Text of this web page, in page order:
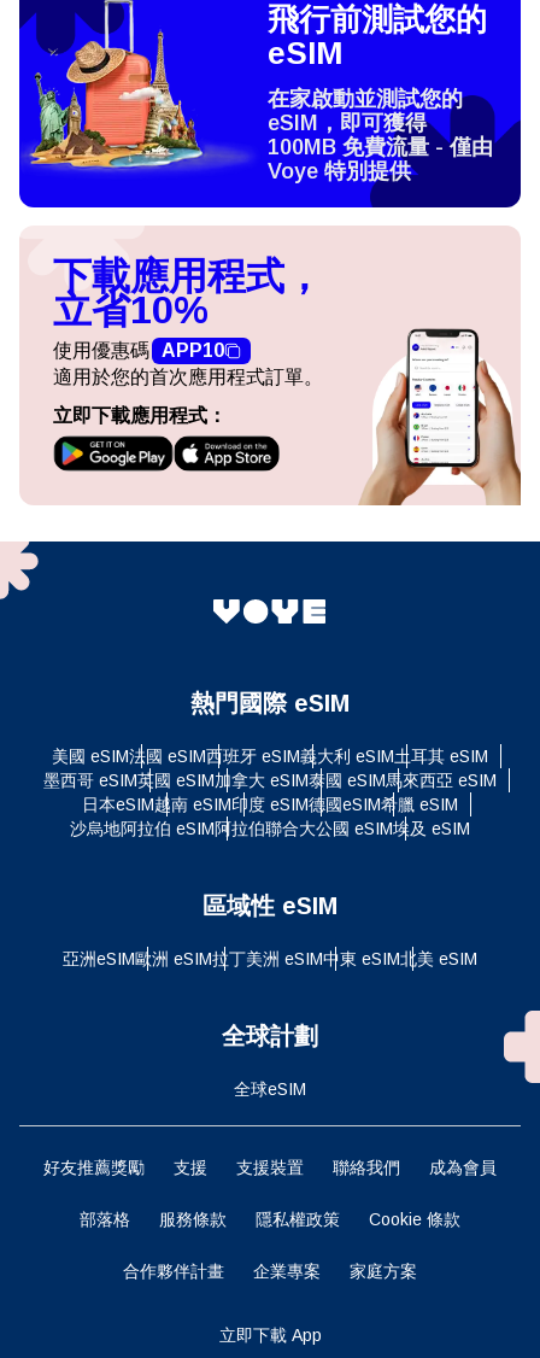
飛行前測試您的
eSIM
在家啟動並測試您的
eSIM，即可獲得
100MB 免費流量 - 僅由
Voye 特別提供
下載應用程式，
立省10%
使用優惠碼 APP10
適用於您的首次應用程式訂單。
立即下載應用程式：
熱門國際 eSIM
美國 eSIM法國 eSIM西班牙 eSIM義大利 eSIM土耳其 eSIM
墨西哥 eSIM英國 eSIM加拿大 eSIM泰國 eSIM馬來西亞 eSIM
日本eSIM越南 eSIM印度 eSIM德國eSIM希臘 eSIM
沙烏地阿拉伯 eSIM阿拉伯聯合大公國 eSIM埃及 eSIM
區域性 eSIM
亞洲eSIM歐洲 eSIM拉丁美洲 eSIM中東 eSIM北美 eSIM
全球計劃
全球eSIM
好友推薦獎勵 支援 支援裝置 聯絡我們 成為會員
部落格 服務條款 隱私權政策 Cookie 條款
合作夥伴計畫 企業專案 家庭方案
立即下載 App